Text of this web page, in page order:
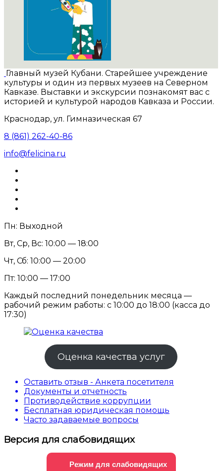
Главный музей Кубани. Старейшее учреждение
культуры и один из первых музеев на Северном
Кавказе. Выставки и экскурсии познакомят вас с
историей и культурой народов Кавказа и России.
Краснодар, ул. Гимназическая 67
8 (861) 262-40-86
info@felicina.ru
Пн: Выходной
Вт, Ср, Вс: 10:00 — 18:00
Чт, Сб: 10:00 — 20:00
Пт: 10:00 — 17:00
Каждый последний понедельник месяца —
рабочий режим работы: с 10:00 до 18:00 (касса до
17:30)
Оценка качества услуг
Оставить отзыв - Анкета посетителя
Документы и отчетность
Противодействие коррупции
Бесплатная юридическая помощь
Часто задаваемые вопросы
Версия для слабовидящих
Режим для слабовидящих